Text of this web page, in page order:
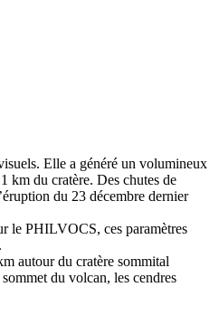
Elle a généré un volumineux
km du cratère. Des chutes de
du 23 décembre dernier
le PHILVOCS, ces paramètres
autour du cratère sommital
du volcan, les cendres